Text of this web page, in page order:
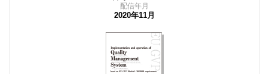
配信年月
2020年11月